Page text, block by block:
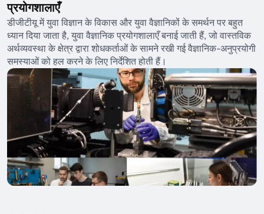
प्रयोगशालाएँ
डीजीटीयू में युवा विज्ञान के विकास और युवा वैज्ञानिकों के समर्थन पर बहुत
ध्यान दिया जाता है, युवा वैज्ञानिक प्रयोगशालाएँ बनाई जाती हैं, जो वास्तविक
अर्थव्यवस्था के क्षेत्र द्वारा शोधकर्ताओं के सामने रखी गई वैज्ञानिक-अनुप्रयोगी
समस्याओं को हल करने के लिए निर्देशित होती हैं।